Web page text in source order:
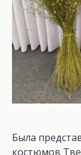
Была
костюмов